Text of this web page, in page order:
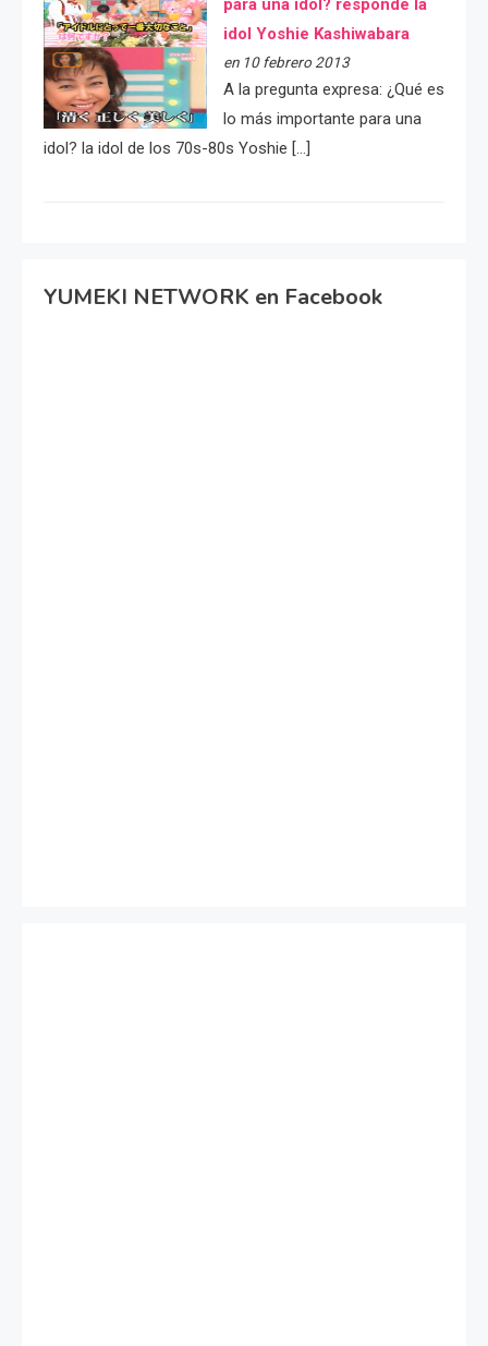
para una idol? responde la
idol Yoshie Kashiwabara
en 10 febrero 2013
A la pregunta expresa: ¿Qué es
lo más importante para una
idol? la idol de los 70s-80s Yoshie […]
YUMEKI NETWORK en Facebook